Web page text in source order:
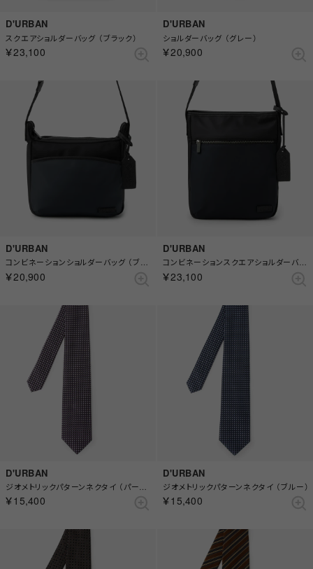
D'URBAN
スクエアショルダーバッグ （ブラック）
￥23,100
D'URBAN
ショルダーバッグ （グレー）
￥20,900
D'URBAN
コンビネーションショルダーバッグ （ブラック）
￥20,900
D'URBAN
コンビネーションスクエアショルダーバッグ （ブラック）
￥23,100
D'URBAN
￥15,400
D'URBAN
ジオメトリックパターンネクタイ （ブルー）
￥15,400